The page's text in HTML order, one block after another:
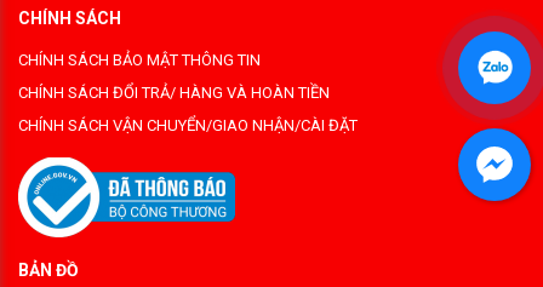
CHÍNH SÁCH
CHÍNH SÁCH BẢO MẬT THÔNG TIN
CHÍNH SÁCH ĐỔI TRẢ/ HÀNG VÀ HOÀN TIỀN
CHÍNH SÁCH VẬN CHUYỂN/GIAO NHẬN/CÀI ĐẶT
BẢN ĐỒ